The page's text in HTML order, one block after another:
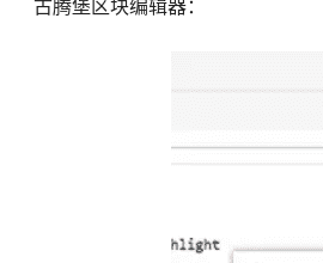
古腾堡区块编辑器：